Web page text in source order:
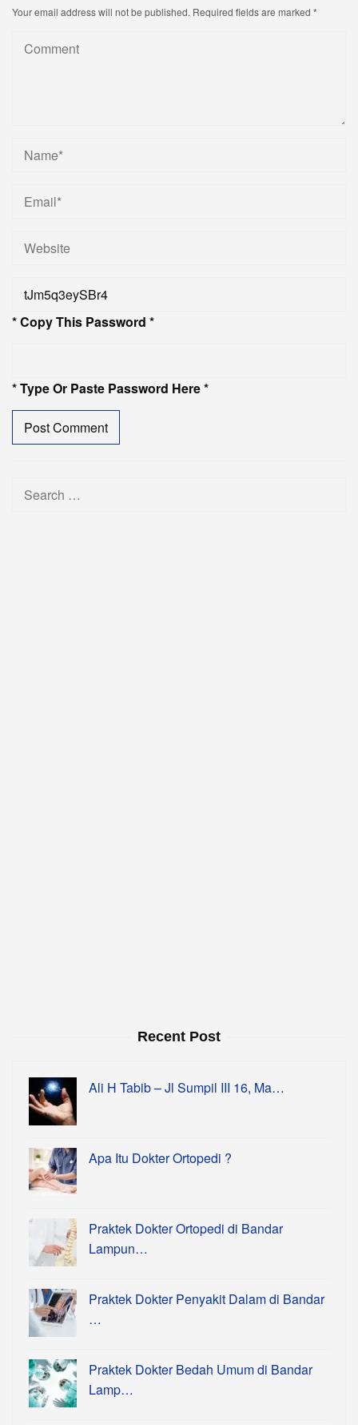
Your email address will not be published. Required fields are marked *
* Copy This Password *
* Type Or Paste Password Here *
Search
Recent Post
Ali H Tabib – Jl Sumpil III 16, Ma…
Apa Itu Dokter Ortopedi ?
Praktek Dokter Ortopedi di Bandar
Lampun…
Praktek Dokter Penyakit Dalam di Bandar
…
Praktek Dokter Bedah Umum di Bandar
Lamp…